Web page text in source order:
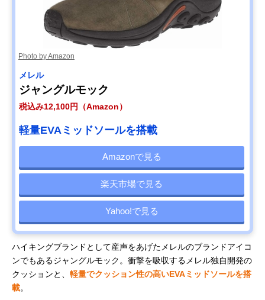
Photo by Amazon
メレル
ジャングルモック
税込み12,100円（Amazon）
軽量EVAミッドソールを搭載
Amazonで見る
楽天市場で見る
Yahoo!で見る
ハイキングブランドとして産声をあげたメレルのブランドアイコ
ンでもあるジャングルモック。衝撃を吸収するメレル独自開発の
クッションと、 軽量でクッション性の高いEVAミッドソールを搭
載。